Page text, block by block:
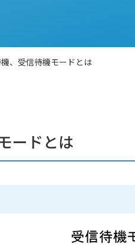
、受信待機モードとは
ードとは